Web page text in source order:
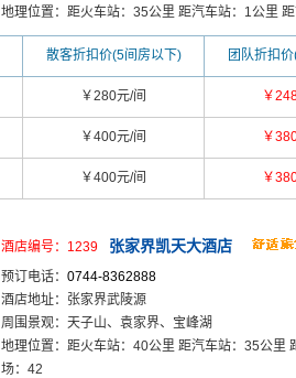
地理位置：距火车站：35公里 距汽车站：1公里
散客折扣价(5间房以下) 团队折扣
￥280元/间 ￥
￥400元/间 ￥
￥400元/间 ￥
酒店编号：1239 张家界凯天大酒店
预订电话： 0744-8362888
酒店地址：张家界武陵源
周围景观：天子山、袁家界、宝峰湖
地理位置：距火车站：40公里 距汽车站：35公里
场：42